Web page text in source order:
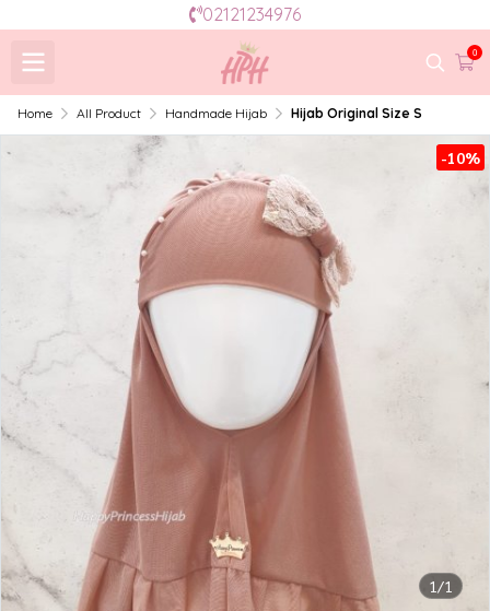
02121234976
0
Home All Product Handmade Hijab Hijab Original Size S
1/1
-10%